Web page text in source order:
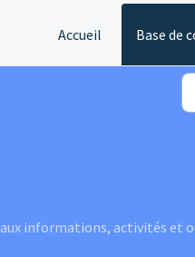
Accueil Base de
informations, activités